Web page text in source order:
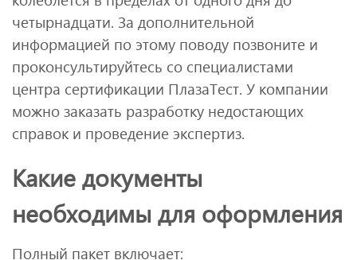
четырнадцати. За дополнительной
информацией по этому поводу позвоните и
проконсультируйтесь со специалистами
центра сертификации ПлазаТест. У компании
можно заказать разработку недостающих
справок и проведение экспертиз.
Какие документы
необходимы для оформления
Полный пакет включает: